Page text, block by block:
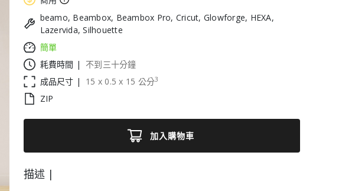
beamo, Beambox, Beambox Pro, Cricut, Glowforge, HEXA,
Lazervida, Silhouette
簡單
耗費時間 |
不到三十分鐘
成品尺寸 |
15 x 0.5 x 15 公分3
ZIP
加入購物車
描述 |